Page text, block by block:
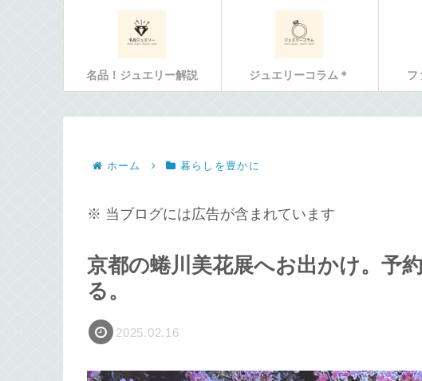
名品！ジュエリー解説 ジュエリーコラム＊ フ
ホーム 暮らしを豊かに
※ 当ブログには広告が含まれています
京都の蜷川美花展へお出かけ。予
る。
2025.02.16